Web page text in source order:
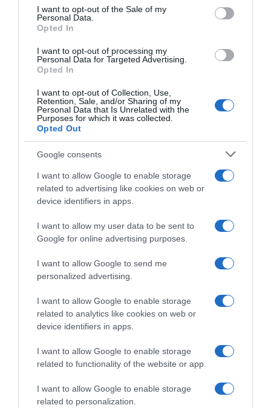
consent section.
I want to opt-out of the Sale of my
Personal Data.
Opted In
I want to opt-out of processing my
Personal Data for Targeted Advertising.
Opted In
I want to opt-out of Collection, Use,
Retention, Sale, and/or Sharing of my
Personal Data that Is Unrelated with the
Purposes for which it was collected.
Opted Out
Google consents
I want to allow Google to enable storage
related to advertising like cookies on web or
device identifiers in apps.
I want to allow my user data to be sent to
Google for online advertising purposes.
I want to allow Google to send me
personalized advertising.
I want to allow Google to enable storage
related to analytics like cookies on web or
device identifiers in apps.
I want to allow Google to enable storage
related to functionality of the website or app.
I want to allow Google to enable storage
related to personalization.
Big Brother: «Έσκασε» το trailer με τον
όλοι!»
Κάνει πρεμιέρα την Κυριακή 27 Απριλίου στις 21.00
LIFESTYLE
Πέτρος Λαγούτης για Μάρθα Λαμπίρη
Φεντόρουφ: “Τις χειρότερες μέρες μας δεν
θα τις καταλάβει κανένας στο θέατρο”